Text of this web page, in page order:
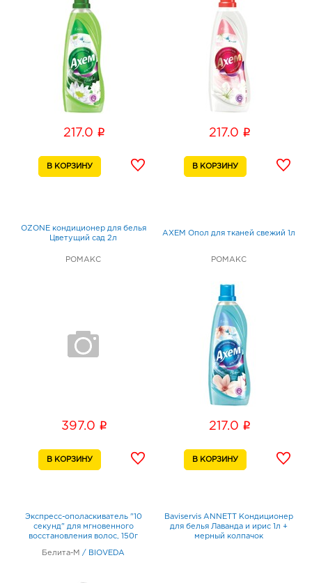
217.0 i 217.0 i
OZONE кондиционер для белья
Цветущий сад 2л
РОМАКС
397.0 i
АХЕМ Опол для тканей свежий 1л
РОМАКС
217.0 i
Экспресс-ополаскиватель "10
секунд" для мгновенного
восстановления волос, 150г
Белита-М / BIOVEDA
Baviservis ANNETT Кондиционер
для белья Лаванда и ирис 1л +
мерный колпачок